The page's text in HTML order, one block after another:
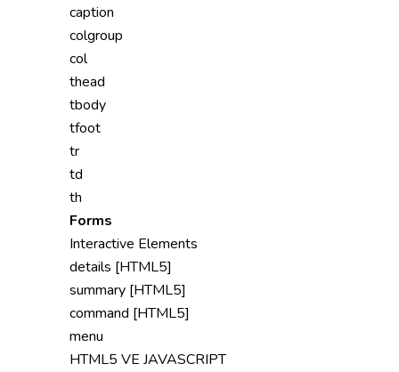
caption
colgroup
col
thead
tbody
tfoot
tr
td
th
Forms
Interactive Elements
details [HTML5]
summary [HTML5]
command [HTML5]
menu
HTML5 VE JAVASCRIPT